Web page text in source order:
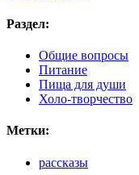
Раздел:
Общие вопросы
Питание
Пища для души
Холо-творчество
Метки:
рассказы